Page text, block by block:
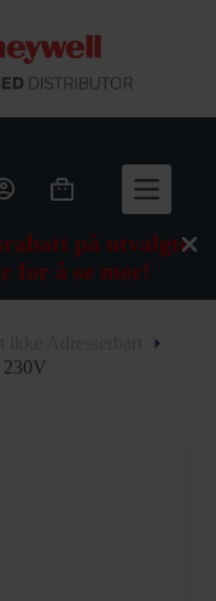
på utvalgte
for å se mer!
Handlekurv